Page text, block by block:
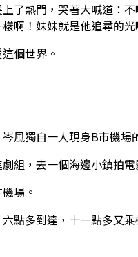
了熱門，哭著大喊道：
啊！妹妹就是他追尋的
個世界。
風獨自一人現身B市機場
組，去一個海邊小鎮拍電
場。
點多到達，十一點多又